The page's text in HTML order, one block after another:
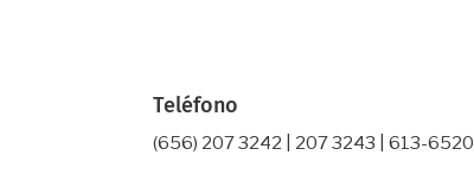
Teléfono
(656) 207 3242 | 207 3243 | 613-6520